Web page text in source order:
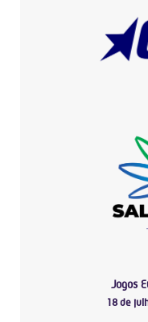
Jogos
18 de